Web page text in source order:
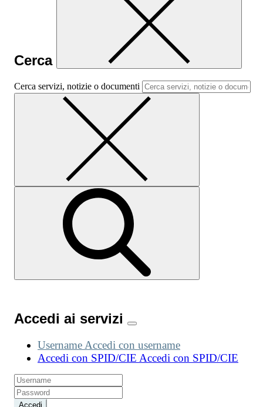
Cerca
Cerca servizi, notizie o documenti
Accedi ai servizi
Username Accedi con username
Accedi con SPID/CIE Accedi con SPID/CIE
Accedi